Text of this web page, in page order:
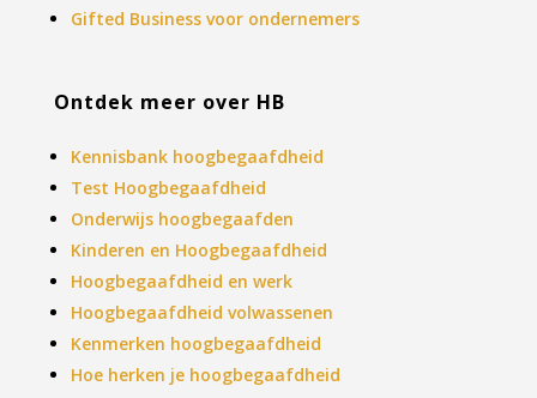
Gifted Business voor ondernemers
Ontdek meer over HB
Kennisbank hoogbegaafdheid
Test Hoogbegaafdheid
Onderwijs hoogbegaafden
Kinderen en Hoogbegaafdheid
Hoogbegaafdheid en werk
Hoogbegaafdheid volwassenen
Kenmerken hoogbegaafdheid
Hoe herken je hoogbegaafdheid